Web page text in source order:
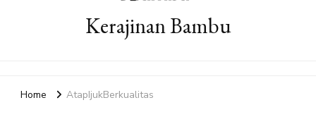
Kerajinan Bambu
Home AtapIjukBerkualitas